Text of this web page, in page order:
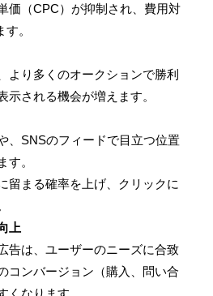
価（CPC）が抑制され、費用対
。
より多くのオークションで勝利
示される機会が増えます。
、SNSのフィードで目立つ位置
す。
留まる確率を上げ、クリックに
上
告は、ユーザーのニーズに合致
コンバージョン（購入、問い合
くなります。